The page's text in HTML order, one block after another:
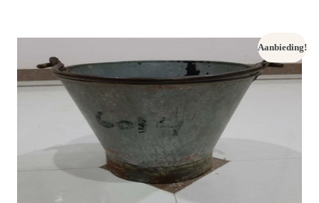
Aanbieding!